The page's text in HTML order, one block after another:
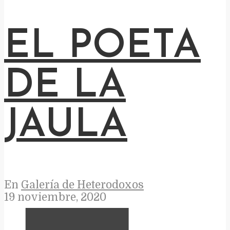
EL POETA
DE LA
JAULA
En Galería de Heterodoxos
19 noviembre, 2020